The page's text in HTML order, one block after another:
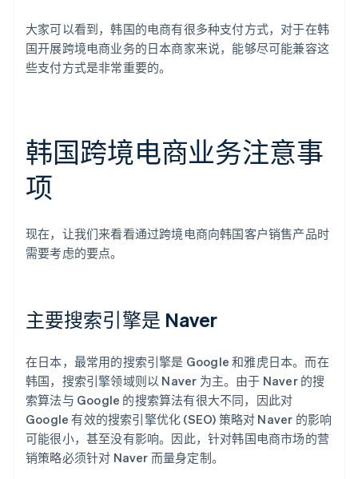
大家可以看到，韩国的电商有很多种支付方式，对于在韩
国开展跨境电商业务的日本商家来说，能够尽可能兼容这
些支付方式是非常重要的。
韩国跨境电商业务注意事
项
现在，让我们来看看通过跨境电商向韩国客户销售产品时
需要考虑的要点。
主要搜索引擎是 Naver
在日本，最常用的搜索引擎是 Google 和雅虎日本。而在
韩国，搜索引擎领域则以 Naver 为主。由于 Naver 的搜
索算法与 Google 的搜索算法有很大不同，因此对
Google 有效的搜索引擎优化 (SEO) 策略对 Naver 的影响
可能很小，甚至没有影响。因此，针对韩国电商市场的营
销策略必须针对 Naver 而量身定制。